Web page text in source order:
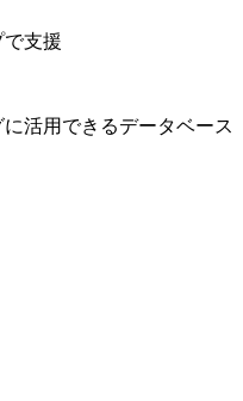
支援
活用できるデータベース